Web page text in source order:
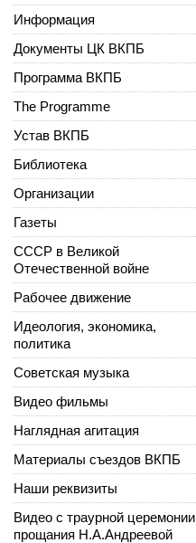
Информация
Документы ЦК ВКПБ
Программа ВКПБ
The Programme
Устав ВКПБ
Библиотека
Организации
Газеты
СССР в Великой
Отечественной войне
Рабочее движение
Идеология, экономика,
политика
Советская музыка
Видео фильмы
Наглядная агитация
Материалы съездов ВКПБ
Наши реквизиты
Видео с траурной церемонии
прощания Н.А.Андреевой